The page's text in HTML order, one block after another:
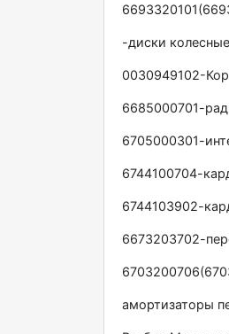
-диски
0030949102-
6685000701-
6705000301-
6744100704-
6744103902-
6673203702-
амортизаторы